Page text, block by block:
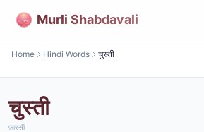
Murli Shabdavali
Home Hindi Words चुस्ती
चुस्ती
फ़ारसी